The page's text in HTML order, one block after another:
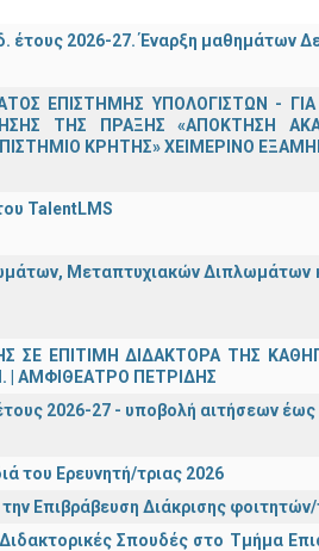
έτους 2026-27. Έναρξη μαθημάτων
ΕΠΙΣΤΗΜΗΣ ΥΠΟΛΟΓΙΣΤΩΝ -
ΤΗΣ ΠΡΑΞΗΣ «ΑΠΟΚΤΗΣΗ
ΚΡΗΤΗΣ» ΧΕΙΜΕΡΙΝΟ
TalentLMS
Μεταπτυχιακών Διπλωμάτων
ΕΠΙΤΙΜΗ ΔΙΔΑΚΤΟΡΑ ΤΗΣ
| ΑΜΦΙΘΕΑΤΡΟ ΠΕΤΡΙΔΗΣ
2026-27 - υποβολή αιτήσεων
του Ερευνητή/τριας 2026
Επιβράβευση Διάκρισης
Σπουδές στο Τμήμα